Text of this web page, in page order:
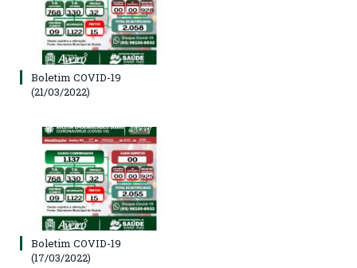
Boletim COVID-19
(21/03/2022)
Boletim COVID-19
(17/03/2022)